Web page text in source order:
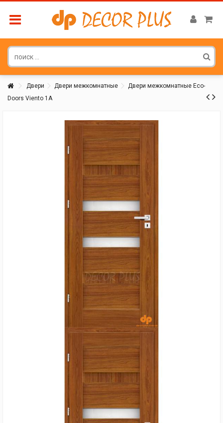
Двери Двери межкомнатные
Двери межкомнатные Eco-
Doors Viento 1А